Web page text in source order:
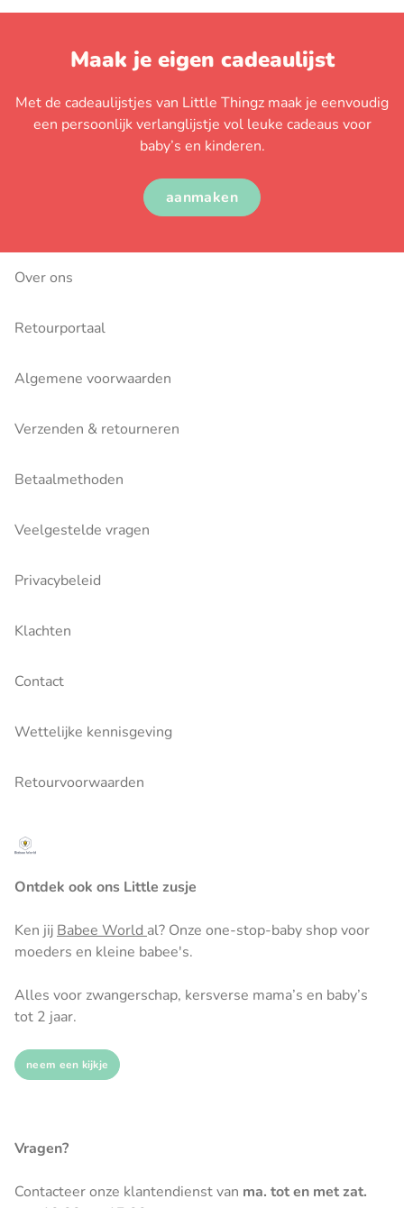
Maak je eigen cadeaulijst
Met de cadeaulijstjes van Little Thingz maak je eenvoudig
een persoonlijk verlanglijstje vol leuke cadeaus voor
baby’s en kinderen.
aanmaken
Over ons
Retourportaal
Algemene voorwaarden
Verzenden & retourneren
Betaalmethoden
Veelgestelde vragen
Privacybeleid
Klachten
Contact
Wettelijke kennisgeving
Retourvoorwaarden
Ontdek ook ons Little zusje
Ken jij Babee World al? Onze one-stop-baby shop voor
moeders en kleine babee's.
Alles voor zwangerschap, kersverse mama’s en baby’s
tot 2 jaar.
neem een kijkje
Vragen?
Contacteer onze klantendienst van ma. tot en met zat.